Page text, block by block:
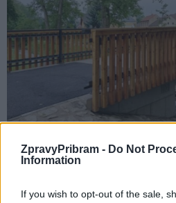
ZpravyPribram - Do Not
Information
If you wish to opt-out of the sale,
Lávka u Čekalíkovského rybníku. Foto: Eva
Komentáře